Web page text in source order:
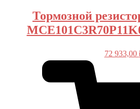
Тормозной
72 933,00